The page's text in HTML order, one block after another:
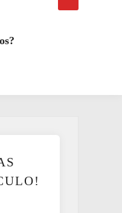
búsqueda